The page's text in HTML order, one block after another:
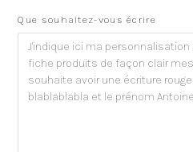
Que souhaitez-vous écrire